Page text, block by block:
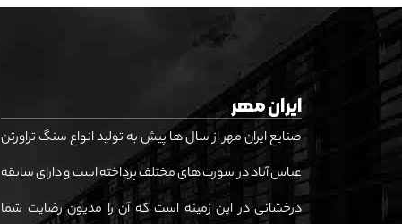
ایران مهر
صنایع ایران مهر از سال ها پیش به تولید انواع سنگ تراورتن
عباس آباد در سورت های مختلف پرداخته است و دارای سابقه
درخشانی در این زمینه است که آن را مدیون رضایت شما